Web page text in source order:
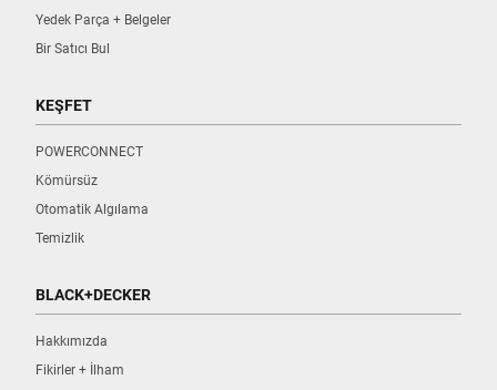
Yedek Parça + Belgeler
Bir Satıcı Bul
KEŞFET
POWERCONNECT
Kömürsüz
Otomatik Algılama
Temizlik
BLACK+DECKER
Hakkımızda
Fikirler + İlham